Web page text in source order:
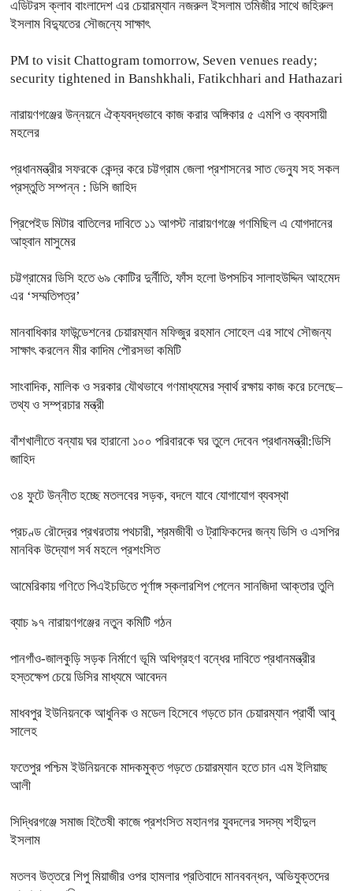
এডিটরস ক্লাব বাংলাদেশ এর চেয়ারম্যান নজরুল ইসলাম তমিজীর সাথে জহিরুল
ইসলাম বিদ্যুতের সৌজন্যে সাক্ষাৎ
PM to visit Chattogram tomorrow, Seven venues ready;
security tightened in Banshkhali, Fatikchhari and Hathazari
নারায়ণগঞ্জের উন্নয়নে ঐক্যবদ্ধভাবে কাজ করার অঙ্গিকার ৫ এমপি ও ব্যবসায়ী
মহলের
প্রধানমন্ত্রীর সফরকে কেন্দ্র করে চট্টগ্রাম জেলা প্রশাসনের সাত ভেন্যু সহ সকল
প্রস্তুতি সম্পন্ন : ডিসি জাহিদ
প্রিপেইড মিটার বাতিলের দাবিতে ১১ আগস্ট নারায়ণগঞ্জে গণমিছিল এ যোগদানের
আহ্বান মাসুমের
চট্টগ্রামের ডিসি হতে ৬৯ কোটির দুর্নীতি, ফাঁস হলো উপসচিব সালাহউদ্দিন আহমেদ
এর ‘সম্মতিপত্র’
মানবাধিকার ফাউন্ডেশনের চেয়ারম্যান মফিজুর রহমান সোহেল এর সাথে সৌজন্য
সাক্ষাৎ করলেন মীর কাদিম পৌরসভা কমিটি
সাংবাদিক, মালিক ও সরকার যৌথভাবে গণমাধ্যমের স্বার্থ রক্ষায় কাজ করে চলেছে–
তথ্য ও সম্প্রচার মন্ত্রী
বাঁশখালীতে বন্যায় ঘর হারানো ১০০ পরিবারকে ঘর তুলে দেবেন প্রধানমন্ত্রী:ডিসি
জাহিদ
৩৪ ফুটে উন্নীত হচ্ছে মতলবের সড়ক, বদলে যাবে যোগাযোগ ব্যবস্থা
প্রচণ্ড রৌদ্রের প্রখরতায় পথচারী, শ্রমজীবী ও ট্রাফিকদের জন্য ডিসি ও এসপির
মানবিক উদ্যোগ সর্ব মহলে প্রশংসিত
আমেরিকায় গণিতে পিএইচডিতে পূর্ণাঙ্গ স্কলারশিপ পেলেন সানজিদা আক্তার তুলি
ব্যাচ ৯৭ নারায়ণগঞ্জের নতুন কমিটি গঠন
পানগাঁও-জালকুড়ি সড়ক নির্মাণে ভূমি অধিগ্রহণ বন্ধের দাবিতে প্রধানমন্ত্রীর
হস্তক্ষেপ চেয়ে ডিসির মাধ্যমে আবেদন
মাধবপুর ইউনিয়নকে আধুনিক ও মডেল হিসেবে গড়তে চান চেয়ারম্যান প্রার্থী আবু
সালেহ
ফতেপুর পশ্চিম ইউনিয়নকে মাদকমুক্ত গড়তে চেয়ারম্যান হতে চান এম ইলিয়াছ
আলী
সিদ্ধিরগঞ্জে‌ সমাজ হিতৈষী কাজে প্রশংসিত মহানগর যুবদলের সদস্য শহীদুল
ইসলাম
মতলব উত্তরে শিপু মিয়াজীর ওপর হামলার প্রতিবাদে মানববন্ধন, অভিযুক্তদের